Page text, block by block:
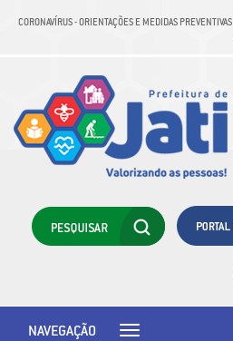
CORONAVÍRUS - ORIENTAÇÕES E MEDIDAS PREVENTIVAS
Toggle
NAVEGAÇÃO